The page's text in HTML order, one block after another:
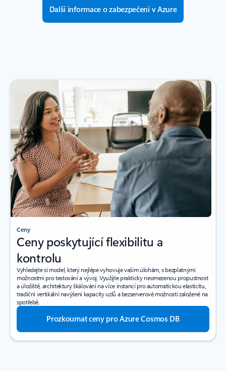
Další informace o zabezpečení v Azure
Ceny
Ceny poskytující flexibilitu a
kontrolu
Vyhledejte si model, který nejlépe vyhovuje vašim úlohám, s bezplatnými
možnostmi pro testování a vývoj. Využijte prakticky neomezenou propustnost
a úložiště, architektury škálování na více instancí pro automatickou elasticitu,
tradiční vertikální navýšení kapacity uzlů a bezserverové možnosti založené na
spotřebě.
Prozkoumat ceny pro Azure Cosmos DB